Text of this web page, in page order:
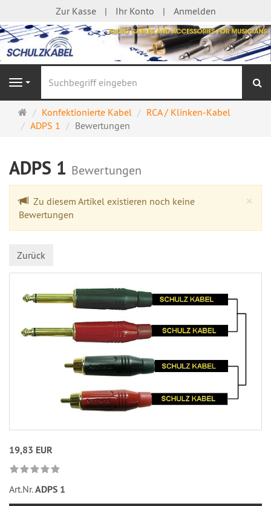
Zur Kasse Ihr Konto Anmelden
Navigation
Startseite
Konfektionierte Kabel
RCA / Klinken-Kabel
ADPS 1
Bewertungen
ADPS 1 Bewertungen
×
Zu diesem Artikel existieren noch keine
Bewertungen
Zurück
19,83 EUR
Art.Nr.ADPS 1